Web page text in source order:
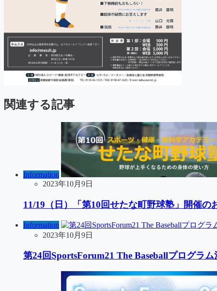
関連する記事
Information
2023年10月9日
11/19（日）「第10回せたな町野球塾」開催の
Information
2023年10月9日
第24回SportsForum21 The Baseballプログラム